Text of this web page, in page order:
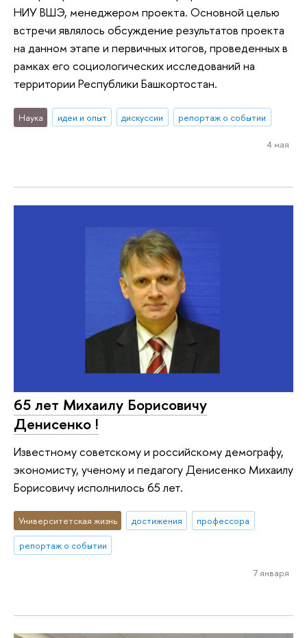
НИУ ВШЭ, менеджером проекта. Основной целью
встречи являлось обсуждение результатов проекта
на данном этапе и первичных итогов, проведенных в
рамках его социологических исследований на
территории Республики Башкортостан.
Наука идеи и опыт дискуссии репортаж о событии
4 мая
65 лет Михаилу Борисовичу
Денисенко !
Известному советскому и российскому демографу,
экономисту, ученому и педагогу Денисенко Михаилу
Борисовичу исполнилось 65 лет.
Университетская жизнь достижения
профессора
репортаж о событии
7 января